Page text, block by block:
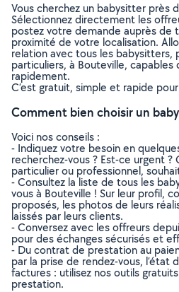
Vous cherchez un babysitter près
Sélectionnez directement les
postez votre demande auprès de
proximité de votre localisation.
relation avec tous les babysitters,
particuliers, à Bouteville, capables
rapidement.
C’est gratuit, simple et rapide
Comment bien choisir un
Voici nos conseils :
- Indiquez votre besoin en
recherchez-vous ? Est-ce urgent
particulier ou professionnel,
- Consultez la liste de tous les
vous à Bouteville ! Sur leur profil,
proposés, les photos de leurs
laissés par leurs clients.
- Conversez avec les offreurs
pour des échanges sécurisés et
- Du contrat de prestation au
par la prise de rendez-vous, l’état
factures : utilisez nos outils
prestation.